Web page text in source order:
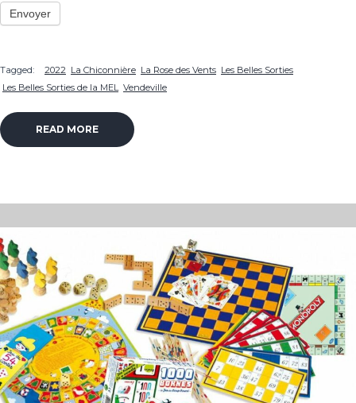
Envoyer
Tagged: 2022 La Chiconnière La Rose des Vents Les Belles Sorties
Les Belles Sorties de la MEL Vendeville
READ MORE